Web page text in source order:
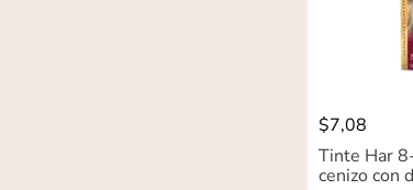
$7,08
Tinte Har
cenizo con